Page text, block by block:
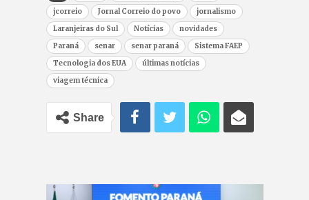
jcorreio
Jornal Correio do povo
jornalismo
Laranjeiras do Sul
Notícias
novidades
Paraná
senar senar paraná
Sistema FAEP
Tecnologia dos EUA
últimas notícias
viagem técnica
Share